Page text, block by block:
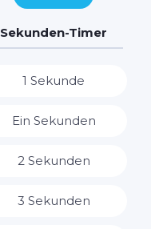
7 Stunden
Sekunden-Timer
1 Sekunde
Ein Sekunden
2 Sekunden
3 Sekunden